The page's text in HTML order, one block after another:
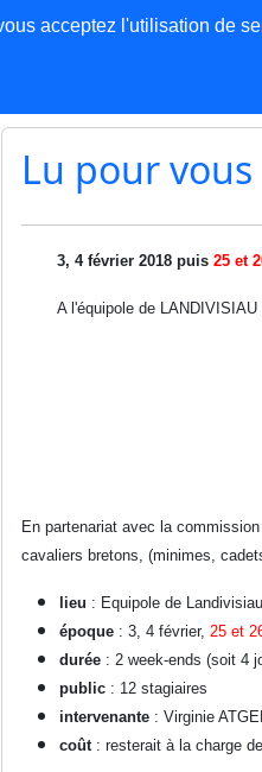
Plus
Lu pour vous
3, 4 février 2018 puis 25 et
A l'équipole de LANDIVISIAU
En partenariat avec la
cavaliers bretons, (minimes,
lieu : Equipole de Landivisiau
époque : 3, 4 février, 25 et
durée : 2 week-ends (soit 4
public : 12 stagiaires
intervenante : Virginie
coût : resterait à la charge
acceptez l'utilisation de